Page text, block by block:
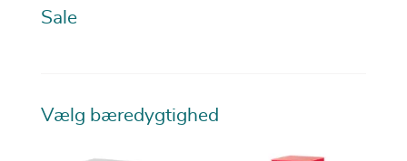
Sale
Vælg bæredygtighed